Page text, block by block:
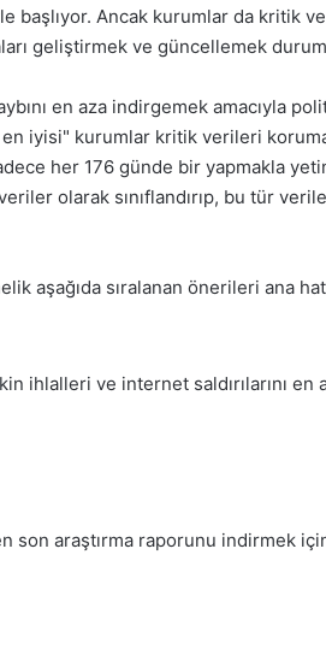
Ancak kurumlar da kritik
geliştirmek ve güncellemek
en aza indirgemek amacıyla
en iyisi" kurumlar kritik verileri
her 176 günde bir yapmakla
olarak sınıflandırıp, bu tür
aşağıda sıralanan önerileri ana
ihlalleri ve internet saldırılarını
son araştırma raporunu indirmek